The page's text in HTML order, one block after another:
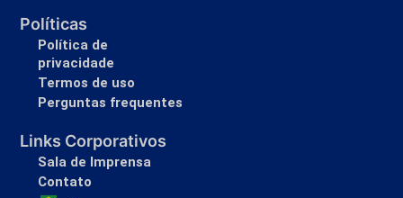
Políticas
Política de
privacidade
Termos de uso
Perguntas frequentes
Links Corporativos
Sala de Imprensa
Contato